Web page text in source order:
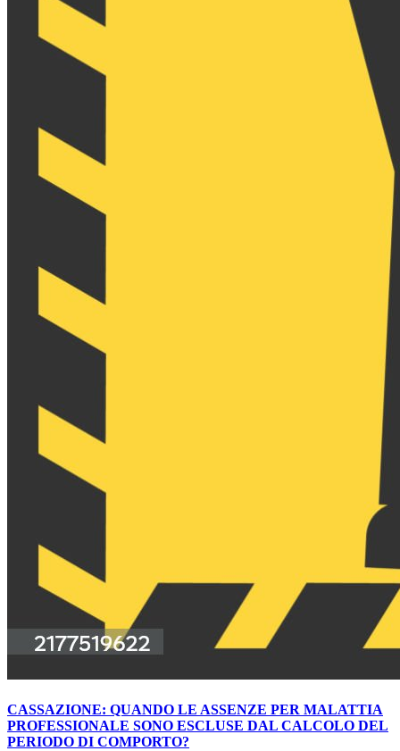
CASSAZIONE: QUANDO LE ASSENZE PER MALATTIA
PROFESSIONALE SONO ESCLUSE DAL CALCOLO DEL
PERIODO DI COMPORTO?